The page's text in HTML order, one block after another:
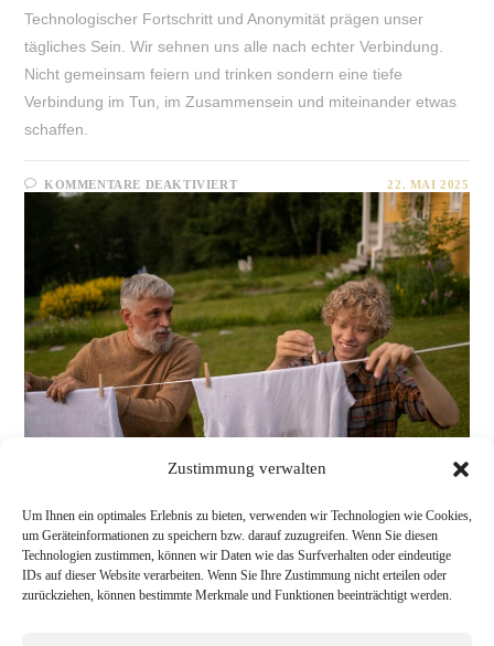
Zustimmung verwalten
Um Ihnen ein optimales Erlebnis zu bieten, verwenden wir Technologien wie Cookies,
um Geräteinformationen zu speichern bzw. darauf zuzugreifen. Wenn Sie diesen
Technologien zustimmen, können wir Daten wie das Surfverhalten oder eindeutige
IDs auf dieser Website verarbeiten. Wenn Sie Ihre Zustimmung nicht erteilen oder
zurückziehen, können bestimmte Merkmale und Funktionen beeinträchtigt werden.
Technologischer Fortschritt und Anonymität prägen unser
tägliches Sein. Wir sehnen uns alle nach echter Verbindung.
Nicht gemeinsam feiern und trinken sondern eine tiefe
Verbindung im Tun, im Zusammensein und miteinander etwas
schaffen.
KOMMENTARE DEAKTIVIERTFÜR
GEMEINSCHAFT
LEBEN
22. MAI 2025